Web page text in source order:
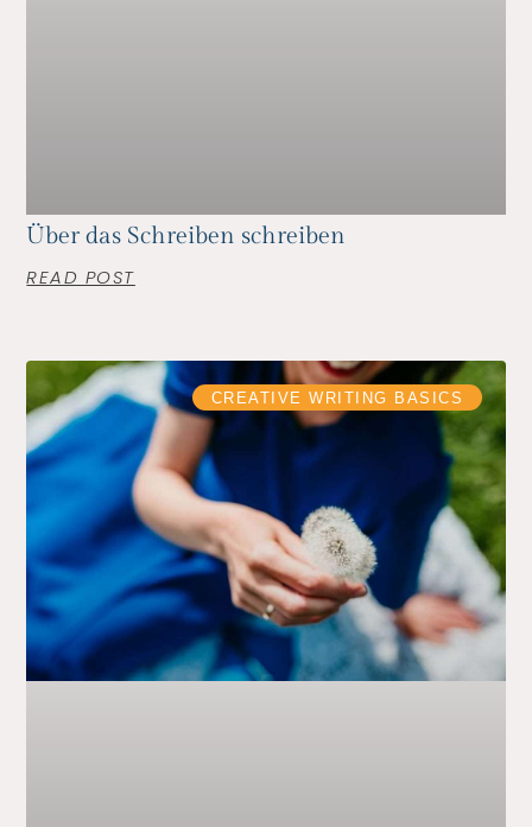
Über das Schreiben schreiben
READ POST
CREATIVE WRITING BASICS